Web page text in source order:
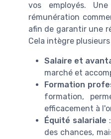
vos employés.
rémunération
afin de garantir une
Cela intègre
Salaire et
marché et
Formation
formation,
efficacement à
Équité salariale
des chances,